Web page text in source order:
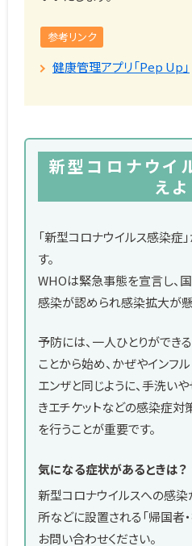
参考リンク
健康管理アプリ「Pep Up」
新型コロナウイ
えよ
「新型コロナウイルス感染症
す。
WHOは緊急事態を宣言し、
感染が認められ感染拡大が懸
予防には、一人ひとりができる
ことから始め、かぜやインフル
エンザと同じように、手洗い
きエチケットなどの感染症対
を行うことが重要です。
気になる症状があるときは？
新型コロナウイルスへの感
所などに設置される「帰国者
お問い合わせください。